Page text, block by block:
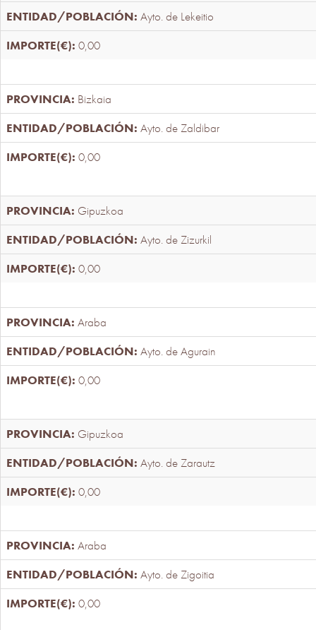
Ayto. de Lekeitio
0,00
Bizkaia
Ayto. de Zaldibar
0,00
Gipuzkoa
Ayto. de Zizurkil
0,00
Araba
Ayto. de Agurain
0,00
Gipuzkoa
Ayto. de Zarautz
0,00
Araba
Ayto. de Zigoitia
0,00